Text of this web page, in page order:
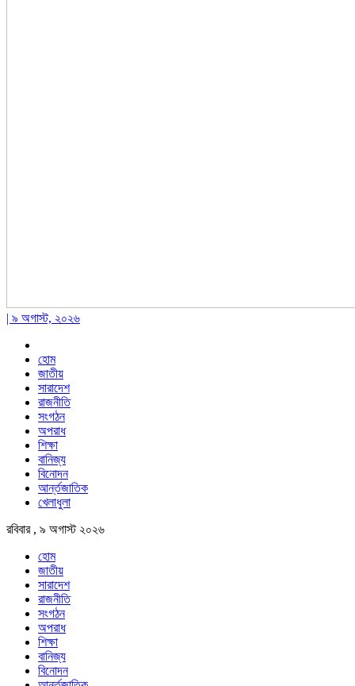
| ৯ অগাস্ট, ২০২৬
হোম
জাতীয়
সারাদেশ
রাজনীতি
সংগঠন
অপরাধ
শিক্ষা
বানিজ্য
বিনোদন
আর্ন্তজাতিক
খেলাধুলা
রবিবার , ৯ অগাস্ট ২০২৬
হোম
জাতীয়
সারাদেশ
রাজনীতি
সংগঠন
অপরাধ
শিক্ষা
বানিজ্য
বিনোদন